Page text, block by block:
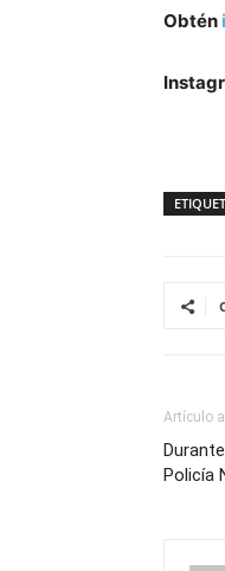
Obtén
Artículo
Policía